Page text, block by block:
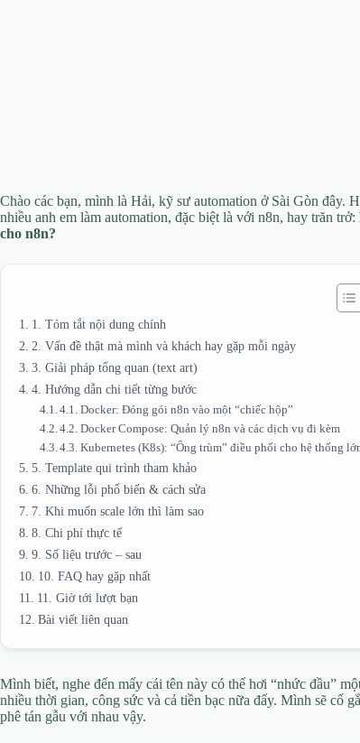
Chào các bạn, mình là Hải, kỹ sư automation ở Sài Gòn đây.
nhiều anh em làm automation, đặc biệt là với n8n, hay trăn trở:
cho n8n?
1. Tóm tắt nội dung chính
2. Vấn đề thật mà mình và khách hay gặp mỗi ngày
3. Giải pháp tổng quan (text art)
4. Hướng dẫn chi tiết từng bước
4.1. Docker: Đóng gói n8n vào một “chiếc hộp”
4.2. Docker Compose: Quản lý n8n và các dịch vụ đi kèm
4.3. Kubernetes (K8s): “Ông trùm” điều phối cho hệ thống
5. Template qui trình tham khảo
6. Những lỗi phổ biến & cách sửa
7. Khi muốn scale lớn thì làm sao
8. Chi phí thực tế
9. Số liệu trước – sau
10. FAQ hay gặp nhất
11. Giờ tới lượt bạn
Bài viết liên quan
Mình biết, nghe đến mấy cái tên này có thể hơi “nhức đầu”
nhiều thời gian, công sức và cả tiền bạc nữa đấy. Mình sẽ cố
phê tán gẫu với nhau vậy.